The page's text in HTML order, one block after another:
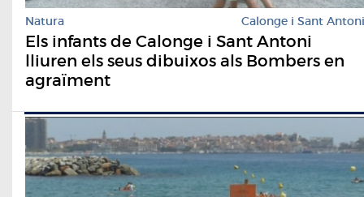
Natura Calonge i Sant Antoni
Els infants de Calonge i Sant Antoni
lliuren els seus dibuixos als Bombers en
agraïment